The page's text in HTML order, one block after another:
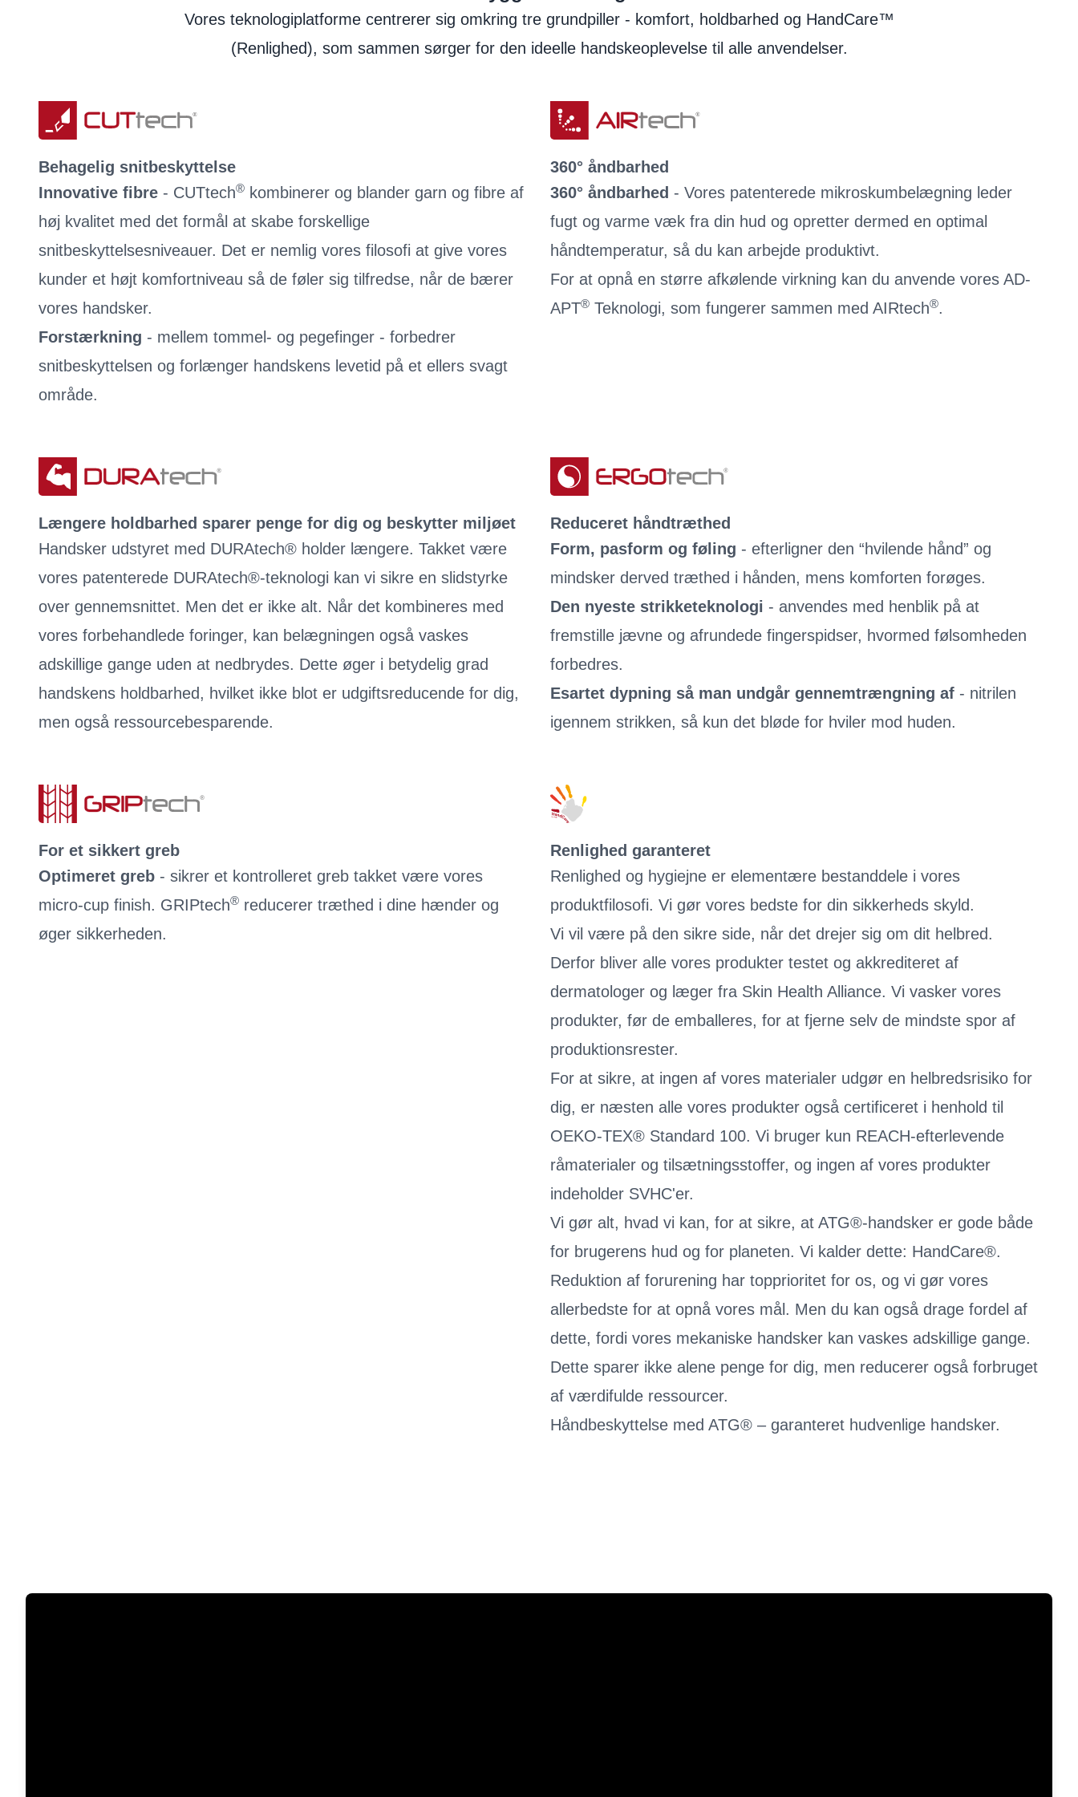
Vaskeinstrukser
Brugeroplysninger
Vores teknologiplatforme centrerer sig omkring tre grundpiller - komfort, holdbarhed og HandCare™
(Renlighed), som sammen sørger for den ideelle handskeoplevelse til alle anvendelser.
Behagelig snitbeskyttelse
Innovative fibre - CUTtech® kombinerer og blander garn og fibre af
høj kvalitet med det formål at skabe forskellige
snitbeskyttelsesniveauer. Det er nemlig vores filosofi at give vores
kunder et højt komfortniveau så de føler sig tilfredse, når de bærer
vores handsker.
Forstærkning - mellem tommel- og pegefinger - forbedrer
snitbeskyttelsen og forlænger handskens levetid på et ellers svagt
område.
360° åndbarhed
360° åndbarhed - Vores patenterede mikroskumbelægning leder
fugt og varme væk fra din hud og opretter dermed en optimal
håndtemperatur, så du kan arbejde produktivt.
For at opnå en større afkølende virkning kan du anvende vores AD-
APT® Teknologi, som fungerer sammen med AIRtech®.
Længere holdbarhed sparer penge for dig og beskytter miljøet
Handsker udstyret med DURAtech® holder længere. Takket være
vores patenterede DURAtech®-teknologi kan vi sikre en slidstyrke
over gennemsnittet. Men det er ikke alt. Når det kombineres med
vores forbehandlede foringer, kan belægningen også vaskes
adskillige gange uden at nedbrydes. Dette øger i betydelig grad
handskens holdbarhed, hvilket ikke blot er udgiftsreducende for dig,
men også ressourcebesparende.
Reduceret håndtræthed
Form, pasform og føling - efterligner den “hvilende hånd” og
mindsker derved træthed i hånden, mens komforten forøges.
Den nyeste strikketeknologi - anvendes med henblik på at
fremstille jævne og afrundede fingerspidser, hvormed følsomheden
forbedres.
Esartet dypning så man undgår gennemtrængning af - nitrilen
igennem strikken, så kun det bløde for hviler mod huden.
For et sikkert greb
Optimeret greb - sikrer et kontrolleret greb takket være vores
micro-cup finish. GRIPtech® reducerer træthed i dine hænder og
øger sikkerheden.
Renlighed garanteret
Renlighed og hygiejne er elementære bestanddele i vores
produktfilosofi. Vi gør vores bedste for din sikkerheds skyld.
Vi vil være på den sikre side, når det drejer sig om dit helbred.
Derfor bliver alle vores produkter testet og akkrediteret af
dermatologer og læger fra Skin Health Alliance. Vi vasker vores
produkter, før de emballeres, for at fjerne selv de mindste spor af
produktionsrester.
For at sikre, at ingen af vores materialer udgør en helbredsrisiko for
dig, er næsten alle vores produkter også certificeret i henhold til
OEKO-TEX® Standard 100. Vi bruger kun REACH-efterlevende
råmaterialer og tilsætningsstoffer, og ingen af vores produkter
indeholder SVHC'er.
Vi gør alt, hvad vi kan, for at sikre, at ATG®-handsker er gode både
for brugerens hud og for planeten. Vi kalder dette: HandCare®.
Reduktion af forurening har topprioritet for os, og vi gør vores
allerbedste for at opnå vores mål. Men du kan også drage fordel af
dette, fordi vores mekaniske handsker kan vaskes adskillige gange.
Dette sparer ikke alene penge for dig, men reducerer også forbruget
af værdifulde ressourcer.
Håndbeskyttelse med ATG® – garanteret hudvenlige handsker.